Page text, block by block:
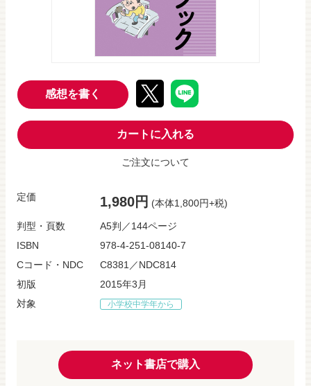
感想を書く
カートに入れる
ご注文について
定価 1,980円 (本体1,800円+税)
判型・頁数
A5判／144ページ
ISBN
978-4-251-08140-7
Cコード・NDC
C8381／NDC814
初版
2015年3月
対象
小学校中学年から
ネット書店で購入